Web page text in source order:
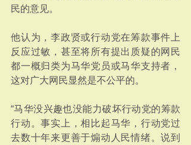
民的意见。
他认为，李政贤或行动党在筹款事件上
反应过敏，甚至将所有提出质疑的网民
都一概归类为马华党员或马华支持者，
这对广大网民显然是不公平的。
“马华没兴趣也没能力破坏行动党的筹款
行动。事实上，相比起马华，行动党过
去数十年来更善于煽动人民情绪。说到